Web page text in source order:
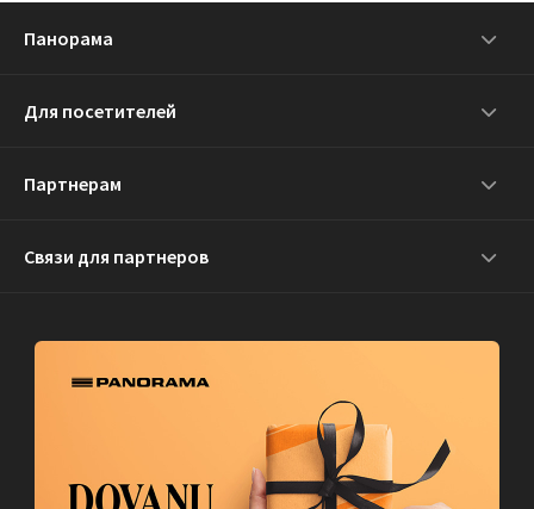
Панорама
Для посетителей
Партнерам
Связи для партнеров